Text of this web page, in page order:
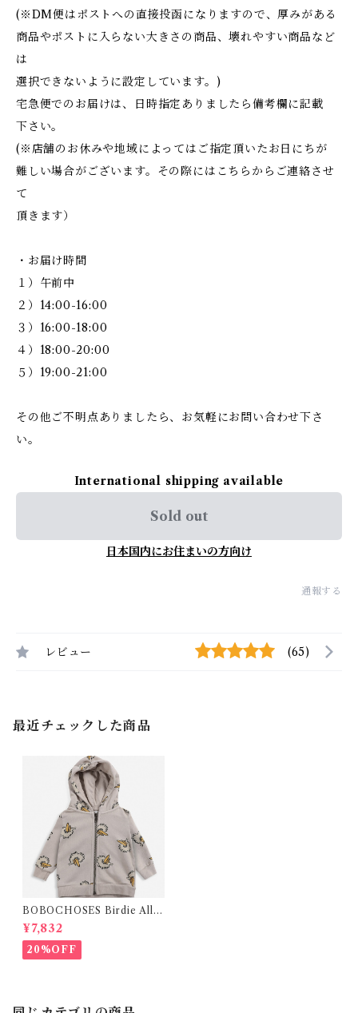
(※DM便はポストへの直接投函になりますので、厚みがある
商品やポストに入らない大きさの商品、壊れやすい商品など
は
選択できないように設定しています。)
宅急便でのお届けは、日時指定ありましたら備考欄に記載
下さい。
(※店舗のお休みや地域によってはご指定頂いたお日にちが
難しい場合がございます。その際にはこちらからご連絡させ
て
頂きます）
・お届け時間
１）午前中
２）14:00-16:00
３）16:00-18:00
４）18:00-20:00
５）19:00-21:00
その他ご不明点ありましたら、お気軽にお問い合わせ下さ
い。
International shipping available
Sold out
日本国内にお住まいの方向け
通報する
レビュー (65)
最近チェックした商品
BOBOCHOSES Birdie All
Over zipped hoodie(12-36
m)
¥7,832
20%OFF